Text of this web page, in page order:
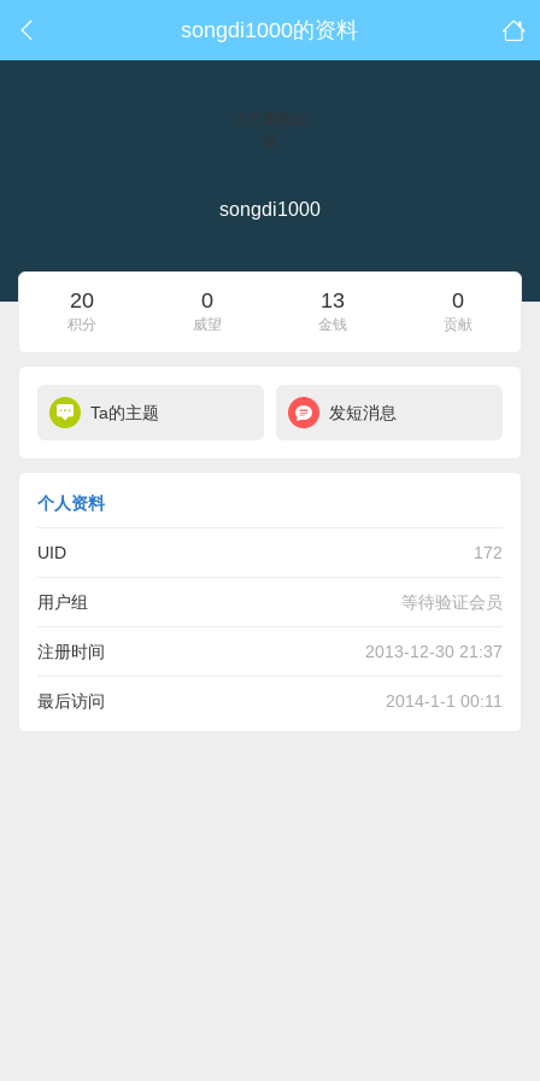
songdi1000的资料
点击重新加
songdi1000
20
积分
0
威望
13
金钱
0
贡献
Ta的主题 发短消息
个人资料
UID 172
用户组 等待验证会员
注册时间 2013-12-30 21:37
最后访问 2014-1-1 00:11